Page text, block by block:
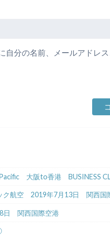
自分の名前、メールアドレ
大阪to香港 BUSINESS
ク航空 2019年7月13日 関西国
日 関西国際空港